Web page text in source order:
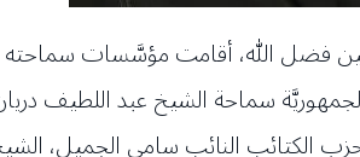
فضل الله، أقامت مؤسَّسات سماحته
سماحة الشيخ عبد اللطيف
حزب الكتائب النائب سامي الجميل،